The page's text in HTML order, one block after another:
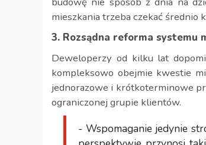
mieszkania trzeba czekać średnio
3. Rozsądna reforma systemu
Deweloperzy od kilku lat
kompleksowo obejmie kwestie
jednorazowe i krótkoterminowe
ograniczonej grupie klientów.
- Wspomaganie jedynie